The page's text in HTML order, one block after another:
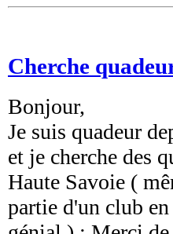
Cherche
Bonjour,
Je suis quadeur
et je cherche des
Haute Savoie (
partie d'un club